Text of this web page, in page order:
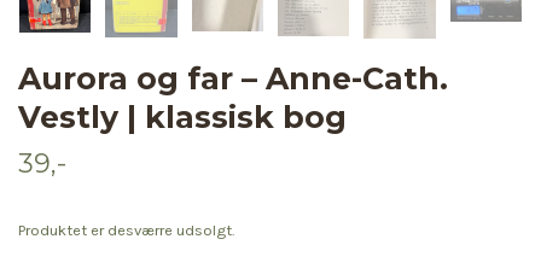
Aurora og far – Anne-Cath.
Vestly | klassisk bog
39,-
Produktet er desværre udsolgt.